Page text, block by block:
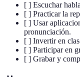
[ ] Escuchar
[ ] Practicar la
[ ] Usar
pronunciación.
[ ] Invertir en
[ ] Participar en
[ ] Grabar y